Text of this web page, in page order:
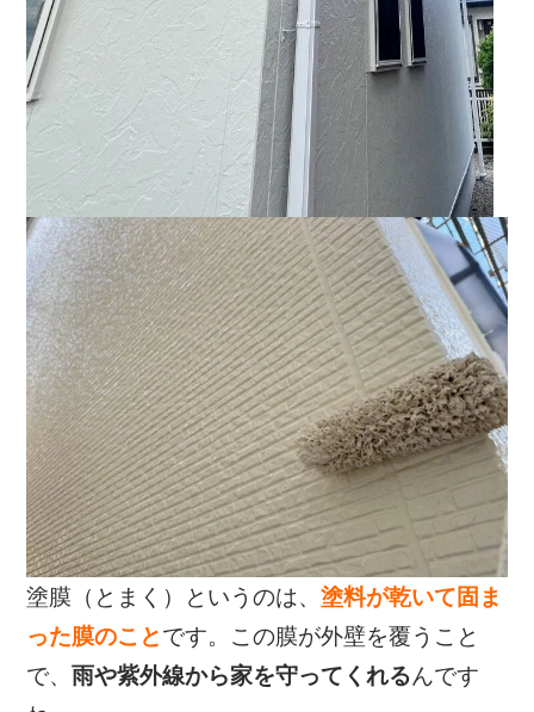
塗膜（とまく）というのは、塗料が乾いて固ま
った膜のことです。この膜が外壁を覆うこと
で、雨や紫外線から家を守ってくれるんです